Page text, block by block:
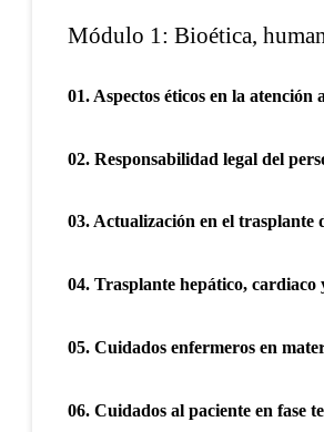
Módulo 1: Bioética,
01. Aspectos éticos en la atención
02. Responsabilidad legal del
03. Actualización en el trasplante
04. Trasplante hepático, cardiaco
05. Cuidados enfermeros en
06. Cuidados al paciente en fase